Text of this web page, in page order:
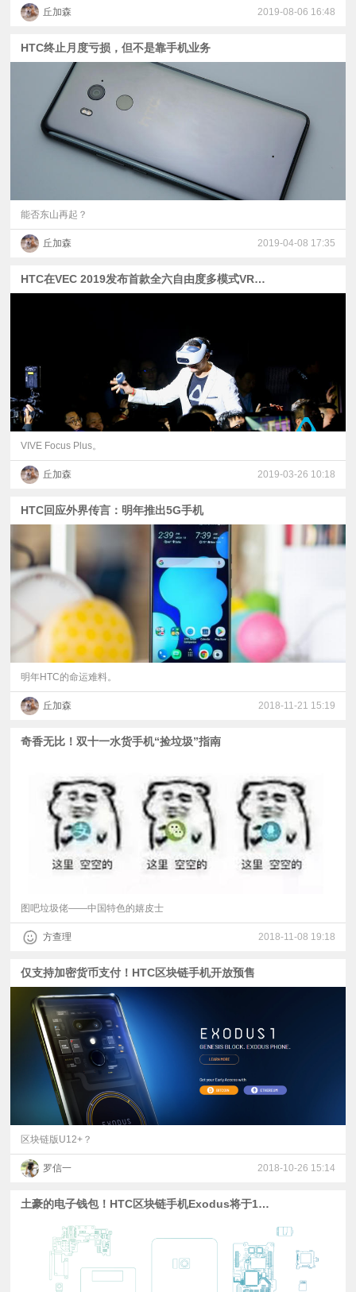
丘加森 2019-08-06 16:48
HTC终止月度亏损，但不是靠手机业务
能否东山再起？
丘加森 2019-04-08 17:35
HTC在VEC 2019发布首款全六自由度多模式VR一体机
VIVE Focus Plus。
丘加森 2019-03-26 10:18
HTC回应外界传言：明年推出5G手机
明年HTC的命运难料。
丘加森 2018-11-21 15:19
奇香无比！双十一水货手机“捡垃圾”指南
图吧垃圾佬——中国特色的嬉皮士
方查理 2018-11-08 19:18
仅支持加密货币支付！HTC区块链手机开放预售
区块链版U12+？
罗信一 2018-10-26 15:14
土豪的电子钱包！HTC区块链手机Exodus将于10月发布